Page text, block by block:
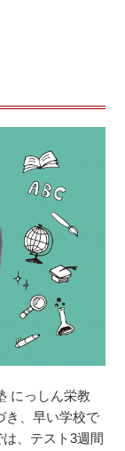
にっしん栄教
き、早い学校で
、テスト3週間